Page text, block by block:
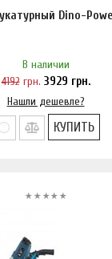
Dino-
В наличии
4192грн. 3929 грн.
Нашли дешевле?
КУПИТЬ